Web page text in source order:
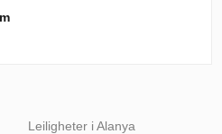
Leiligheter i Alanya